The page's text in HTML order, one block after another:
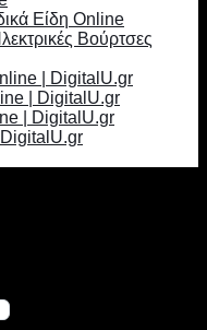
Είδη Online
Βούρτσες
| DigitalU.gr
| DigitalU.gr
| DigitalU.gr